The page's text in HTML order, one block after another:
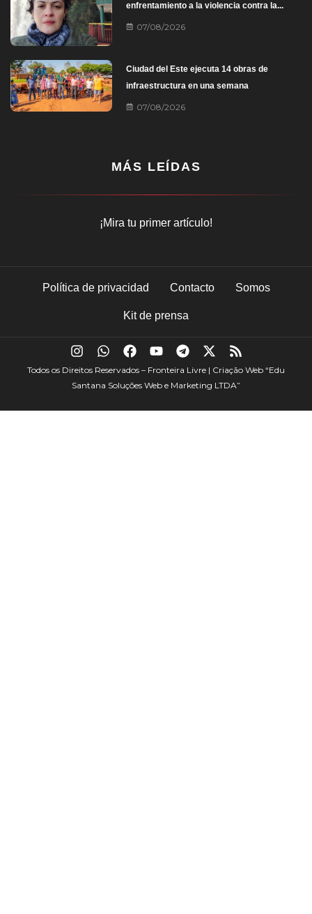
enfrentamiento a la violencia contra la...
07/08/2026
Ciudad del Este ejecuta 14 obras de
infraestructura en una semana
07/08/2026
MÁS LEÍDAS
¡Mira tu primer artículo!
Política de privacidad Contacto Somos
Kit de prensa
Todos os Direitos Reservados – Fronteira Livre | Criação Web “Edu
Santana Soluções Web e Marketing LTDA”